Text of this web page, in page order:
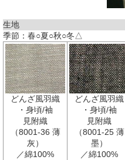
生地
季節：春○夏○秋○冬△
どんざ風羽織
・身頃/袖
見附織
（8001-36 薄
灰）
／綿100%
どんざ風羽織
・身頃/袖
見附織
（8001-25 薄
墨）
／綿100%